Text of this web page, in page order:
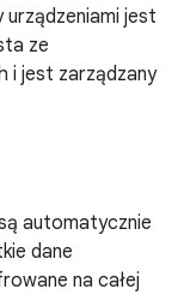
urządzeniami jest
ze
i jest zarządzany
automatycznie
dane
na całej